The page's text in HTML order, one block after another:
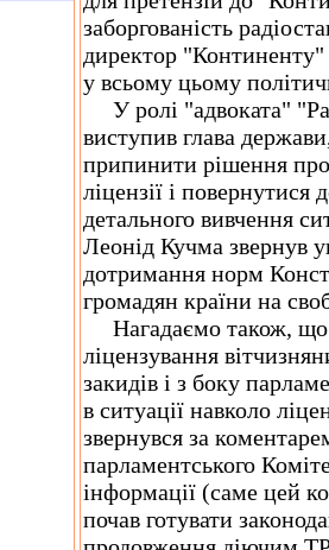
заборгованість
директор
у всьому цьому
У ролі "адвоката"
виступив глава
припинити рішення
ліцензії і
детального вивчення
Леонід Кучма звернув
дотримання норм
громадян країни на
Нагадаємо також, що
ліцензування
закидів і з боку
в ситуації навколо
звернувся за
парламентського
інформації (саме цей
почав готувати